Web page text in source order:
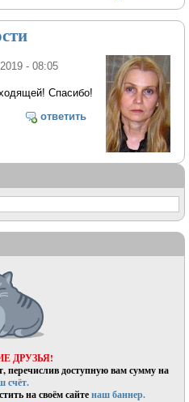
- 08:05
Спасибо!
ответить
ДРУЗЬЯ!
доступную вам сумму на
счёт.
на своём сайтенаш баннер.